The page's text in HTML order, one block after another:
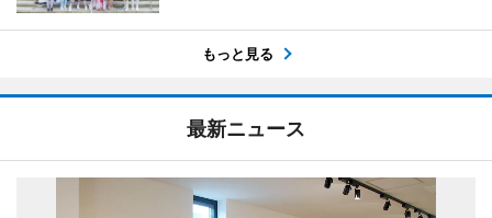
もっと見る
最新ニュース